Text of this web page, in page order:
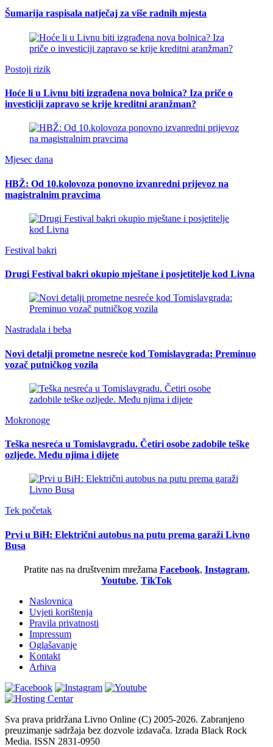
Šumarija raspisala natječaj za više radnih mjesta
Postoji rizik
Hoće li u Livnu biti izgrađena nova bolnica? Iza priče o
investiciji zapravo se krije kreditni aranžman?
Mjesec dana
HBŽ: Od 10.kolovoza ponovno izvanredni prijevoz na
magistralnim pravcima
Festival bakri
Drugi Festival bakri okupio mještane i posjetitelje kod Livna
Nastradala i beba
Novi detalji prometne nesreće kod Tomislavgrada: Preminuo
vozač putničkog vozila
Mokronoge
Teška nesreća u Tomislavgradu. Četiri osobe zadobile teške
ozljede. Među njima i dijete
Tek početak
Prvi u BiH: Električni autobus na putu prema garaži Livno
Busa
Pratite nas na društvenim mrežama Facebook, Instagram,
Youtube, TikTok
Naslovnica
Uvjeti korištenja
Pravila privatnosti
Impressum
Oglašavanje
Kontakt
Arhiva
Sva prava pridržana Livno Online (C) 2005-2026. Zabranjeno
preuzimanje sadržaja bez dozvole izdavača. Izrada Black Rock
Media. ISSN 2831-0950